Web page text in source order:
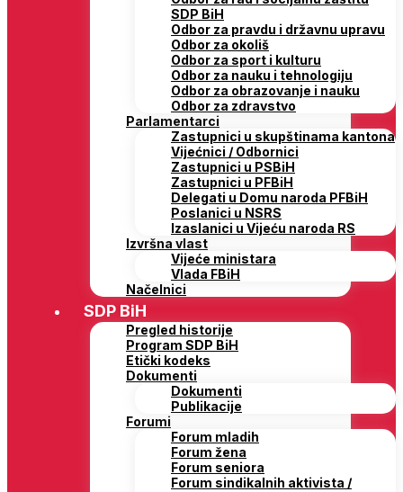
SDP BiH
Odbor za pravdu i državnu upravu
Odbor za okoliš
Odbor za sport i kulturu
Odbor za nauku i tehnologiju
Odbor za obrazovanje i nauku
Odbor za zdravstvo
Parlamentarci
Zastupnici u skupštinama kantona
Vijećnici / Odbornici
Zastupnici u PSBiH
Zastupnici u PFBiH
Delegati u Domu naroda PFBiH
Poslanici u NSRS
Izaslanici u Vijeću naroda RS
Izvršna vlast
Vijeće ministara
Vlada FBiH
Načelnici
SDP BiH
Pregled historije
Program SDP BiH
Etički kodeks
Dokumenti
Dokumenti
Publikacije
Forumi
Forum mladih
Forum žena
Forum seniora
Forum sindikalnih aktivista /